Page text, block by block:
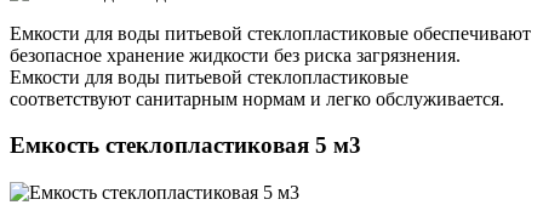
Емкости для воды питьевой стеклопластиковые обеспечивают
безопасное хранение жидкости без риска загрязнения.
Емкости для воды питьевой стеклопластиковые
соответствуют санитарным нормам и легко обслуживается.
Емкость стеклопластиковая 5 м3